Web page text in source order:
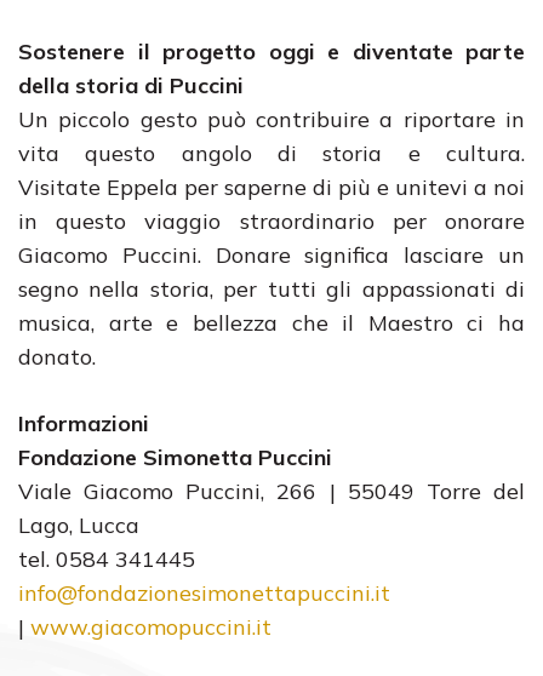
Sostenere il progetto oggi e diventate parte
della storia di Puccini
Un piccolo gesto può contribuire a riportare in
vita questo angolo di storia e cultura.
Visitate Eppela per saperne di più e unitevi a noi
in questo viaggio straordinario per onorare
Giacomo Puccini. Donare significa lasciare un
segno nella storia, per tutti gli appassionati di
musica, arte e bellezza che il Maestro ci ha
donato.
Informazioni
Fondazione Simonetta Puccini
Viale Giacomo Puccini, 266 | 55049 Torre del
Lago, Lucca
tel. 0584 341445
info@fondazionesimonettapuccini.it
| www.giacomopuccini.it